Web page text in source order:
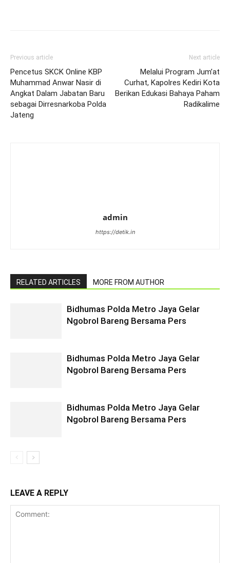
Previous article
Pencetus SKCK Online KBP
Muhammad Anwar Nasir di
Angkat Dalam Jabatan Baru
sebagai Dirresnarkoba Polda
Jateng
Next article
Melalui Program Jum’at
Curhat, Kapolres Kediri Kota
Berikan Edukasi Bahaya Paham
Radikalime
admin
https://detik.in
RELATED ARTICLES MORE FROM AUTHOR
Bidhumas Polda Metro Jaya Gelar
Ngobrol Bareng Bersama Pers
Bidhumas Polda Metro Jaya Gelar
Ngobrol Bareng Bersama Pers
Bidhumas Polda Metro Jaya Gelar
Ngobrol Bareng Bersama Pers
LEAVE A REPLY